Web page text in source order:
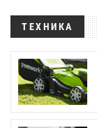
ТЕХНИКА